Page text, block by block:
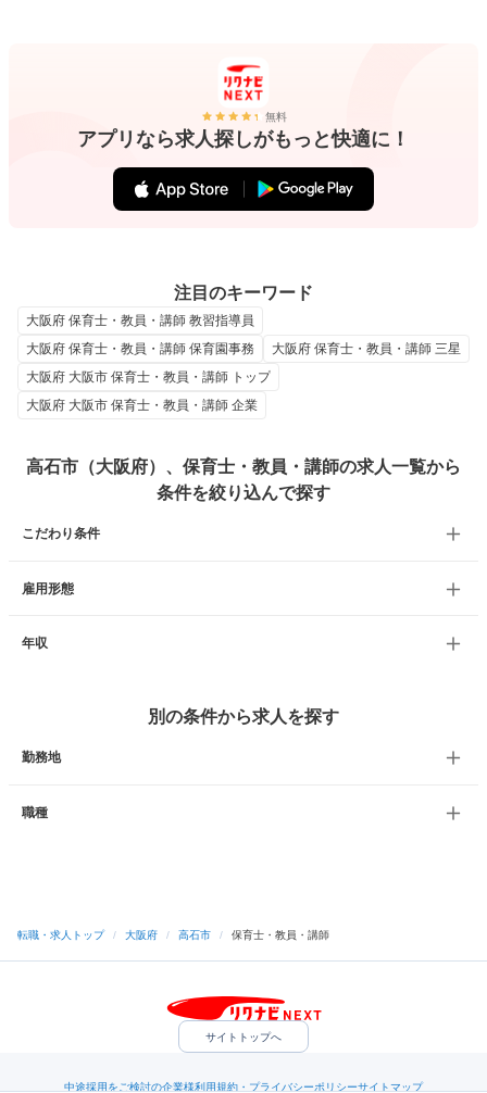
無料
アプリなら求人探しがもっと快適に！
注目のキーワード
大阪府 保育士・教員・講師 教習指導員
大阪府 保育士・教員・講師 保育園事務
大阪府 保育士・教員・講師 三星
大阪府 大阪市 保育士・教員・講師 トップ
大阪府 大阪市 保育士・教員・講師 企業
高石市（大阪府）、保育士・教員・講師の求人一覧から
条件を絞り込んで探す
こだわり条件
雇用形態
年収
別の条件から求人を探す
勤務地
職種
転職・求人トップ / 大阪府 / 高石市 / 保育士・教員・講師
サイトトップへ
中途採用をご検討の企業様利用規約・プライバシーポリシーサイトマップ